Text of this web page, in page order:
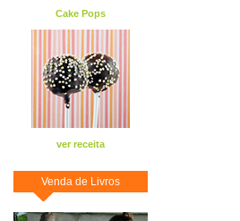
Cake Pops
ver receita
Venda de Livros